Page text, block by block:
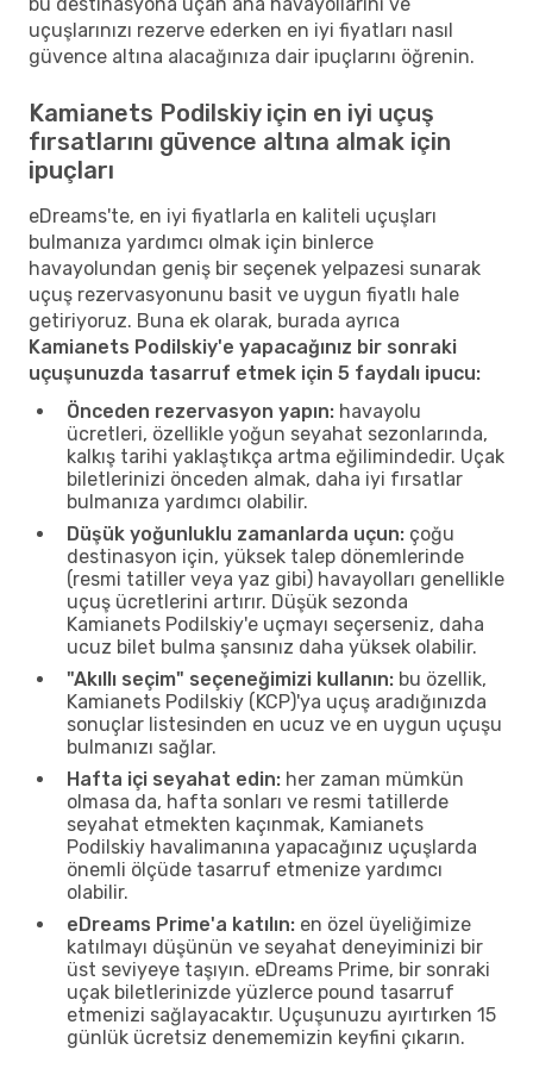
uçuşlarınızı rezerve ederken en iyi fiyatları nasıl
güvence altına alacağınıza dair ipuçlarını öğrenin.
Kamianets Podilskiy için en iyi uçuş
fırsatlarını güvence altına almak için
ipuçları
eDreams'te, en iyi fiyatlarla en kaliteli uçuşları
bulmanıza yardımcı olmak için binlerce
havayolundan geniş bir seçenek yelpazesi sunarak
uçuş rezervasyonunu basit ve uygun fiyatlı hale
getiriyoruz. Buna ek olarak, burada ayrıca
Kamianets Podilskiy'e yapacağınız bir sonraki
uçuşunuzda tasarruf etmek için 5 faydalı ipucu:
Önceden rezervasyon yapın: havayolu
ücretleri, özellikle yoğun seyahat sezonlarında,
kalkış tarihi yaklaştıkça artma eğilimindedir. Uçak
biletlerinizi önceden almak, daha iyi fırsatlar
bulmanıza yardımcı olabilir.
Düşük yoğunluklu zamanlarda uçun: çoğu
destinasyon için, yüksek talep dönemlerinde
(resmi tatiller veya yaz gibi) havayolları genellikle
uçuş ücretlerini artırır. Düşük sezonda
Kamianets Podilskiy'e uçmayı seçerseniz, daha
ucuz bilet bulma şansınız daha yüksek olabilir.
"Akıllı seçim" seçeneğimizi kullanın: bu özellik,
Kamianets Podilskiy (KCP)'ya uçuş aradığınızda
sonuçlar listesinden en ucuz ve en uygun uçuşu
bulmanızı sağlar.
Hafta içi seyahat edin: her zaman mümkün
olmasa da, hafta sonları ve resmi tatillerde
seyahat etmekten kaçınmak, Kamianets
Podilskiy havalimanına yapacağınız uçuşlarda
önemli ölçüde tasarruf etmenize yardımcı
olabilir.
eDreams Prime'a katılın: en özel üyeliğimize
katılmayı düşünün ve seyahat deneyiminizi bir
üst seviyeye taşıyın. eDreams Prime, bir sonraki
uçak biletlerinizde yüzlerce pound tasarruf
etmenizi sağlayacaktır. Uçuşunuzu ayırtırken 15
günlük ücretsiz denememizin keyfini çıkarın.